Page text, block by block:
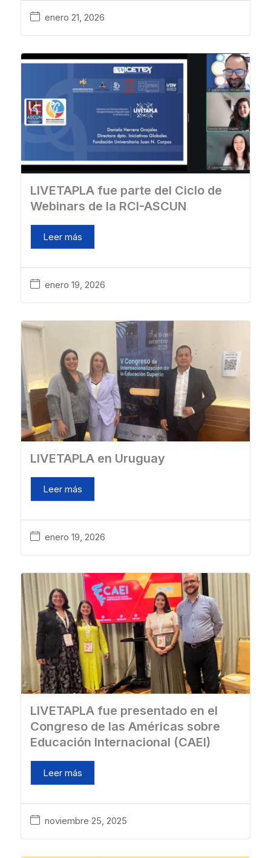
enero 21, 2026
LIVETAPLA fue parte del Ciclo de
Webinars de la RCI-ASCUN
enero 19, 2026
Leer más
LIVETAPLA en Uruguay
enero 19, 2026
Leer más
LIVETAPLA fue presentado en el
Congreso de las Américas sobre
Educación Internacional (CAEI)
noviembre 25, 2025
Leer más